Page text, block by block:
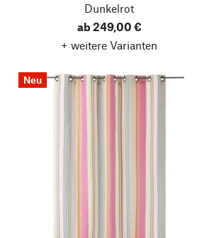
Dunkelrot
ab 249,00 €
+ weitere Varianten
Neu